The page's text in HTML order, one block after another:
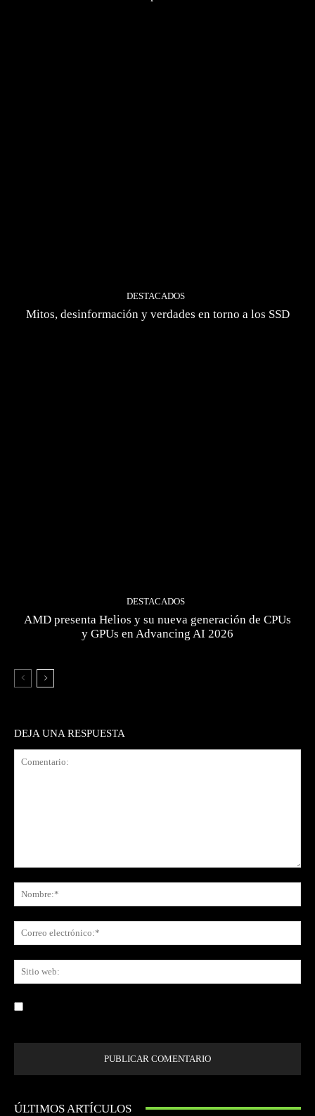
DESTACADOS
Mitos, desinformación y verdades en torno a los SSD
DESTACADOS
AMD presenta Helios y su nueva generación de CPUs
y GPUs en Advancing AI 2026
DEJA UNA RESPUESTA
ÚLTIMOS ARTÍCULOS